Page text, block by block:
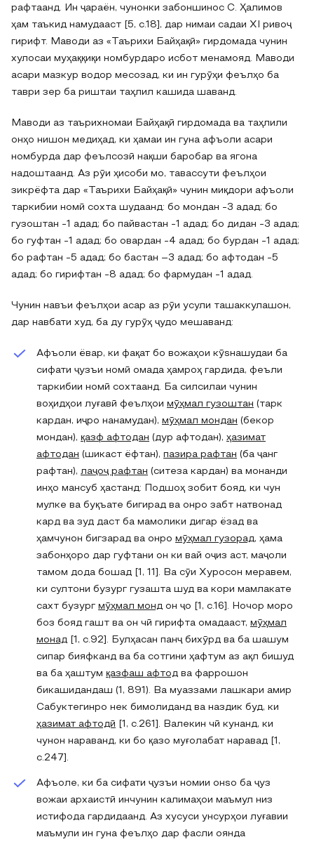
рафтаанд. Ин ҷараён, чунонки забоншинос С. Ҳалимов
ҳам таъкид намудааст [5, c.18], дар нимаи садаи XI ривоҷ
гирифт. Маводи аз «Таърихи Байҳақӣ» гирдомада чунин
хулосаи муҳаққиқи номбурдаро исбот менамояд. Маводи
асари мазкур водор месозад, ки ин гурӯҳи феълҳо ба
таври зер ба риштаи таҳлил кашида шаванд.
Маводи аз таърихномаи Байҳақӣ гирдомада ва таҳлили
онҳо нишон медиҳад, ки ҳамаи ин гуна афъоли асари
номбурда дар феълсозӣ нақши баробар ва ягона
надоштаанд. Аз рӯи ҳисоби мо, тавассути феълҳои
зикрёфта дар «Таърихи Байҳақӣ» чунин миқдори афъоли
таркибии номӣ сохта шудаанд: бо мондан -3 адад; бо
гузоштан -1 адад; бо пайвастан -1 адад; бо дидан -3 адад;
бо гуфтан -1 адад; бо овардан -4 адад; бо бурдан -1 адад;
бо рафтан -5 адад; бо бастан –3 адад; бо афтодан -5
адад; бо гирифтан -8 адад; бо фармудан -1 адад.
Чунин навъи феълҳои асар аз рӯи усули ташаккулашон,
дар навбати худ, ба ду гурӯҳ ҷудо мешаванд:
Афъоли ёвар, ки фақат бо вожаҳои кӯsнашудаи ба
сифати ҷузъи номӣ омада ҳамроҳ гардида, феъли
таркибии номӣ сохтаанд. Ба силсилаи чунин
воҳидҳои луғавӣ феълҳои мӯҳмал гузоштан (тарк
кардан, иҷро нанамудан), мӯҳмал мондан (бекор
мондан), қазф афтодан (дур афтодан), ҳазимат
афтодан (шикаст ёфтан), пазира рафтан (ба ҷанг
рафтан), лаҷоҷ рафтан (ситеза кардан) ва монанди
инҳо мансуб ҳастанд: Подшоҳ зобит бояд, ки чун
мулке ва буқъате бигирад ва онро забт натвонад
кард ва зуд даст ба мамолики дигар ёзад ва
ҳамчунон бигзарад ва онро мӯҳмал гузорад, ҳама
забонҳоро дар гуфтани он ки вай оҷиз аст, маҷоли
тамом дода бошад [1, 11]. Ва сӯи Хуросон меравем,
ки султони бузург гузашта шуд ва кори мамлакате
сахт бузург мӯҳмал монд он ҷо [1, c.16]. Ночор моро
боз бояд гашт ва он чӣ гирифта омадааст, мӯҳмал
монад [1, c.92]. Булҳасан панҷ бихӯрд ва ба шашум
сипар бияфканд ва ба сотгини ҳафтум аз ақл бишуд
ва ба ҳаштум қазфаш афтод ва фаррошон
бикашидандаш (1, 891). Ва муаззами лашкари амир
Сабуктегинро нек бимолиданд ва наздик буд, ки
ҳазимат афтодӣ [1, c.261]. Валекин чӣ кунанд, ки
чунон нараванд, ки бо қазо муғолабат наравад [1,
c.247].
Афъоле, ки ба сифати ҷузъи номии онsо ба ҷуз
вожаи архаистӣ инчунин калимаҳои маъмул низ
истифода гардидаанд. Аз хусуси унсурҳои луғавии
маъмули ин гуна феълҳо дар фасли оянда